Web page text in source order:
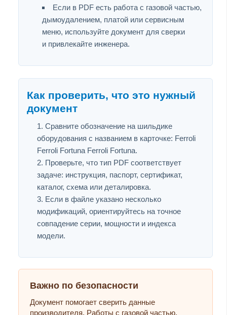
Если в PDF есть работа с газовой частью,
дымоудалением, платой или сервисным
меню, используйте документ для сверки
и привлекайте инженера.
Как проверить, что это нужный
документ
Сравните обозначение на шильдике
оборудования с названием в карточке: Ferroli
Ferroli Fortuna Ferroli Fortuna.
Проверьте, что тип PDF соответствует
задаче: инструкция, паспорт, сертификат,
каталог, схема или деталировка.
Если в файле указано несколько
модификаций, ориентируйтесь на точное
совпадение серии, мощности и индекса
модели.
Важно по безопасности
Документ помогает сверить данные
производителя. Работы с газовой частью,